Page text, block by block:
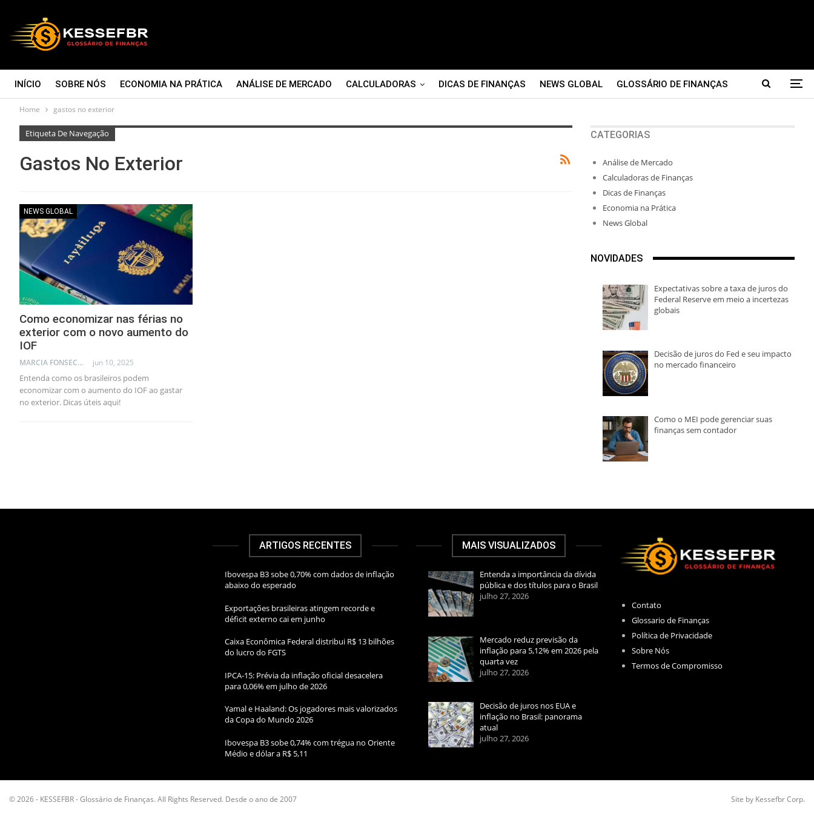
INÍCIO SOBRE NÓS ECONOMIA NA PRÁTICA ANÁLISE DE MERCADO CALCULADORAS DICAS DE FINANÇAS NEWS GLOBAL GLOSSÁRIO DE FINANÇAS
CONTATO
Home gastos no exterior
Etiqueta De Navegação
Gastos No Exterior
NEWS GLOBAL
Como economizar nas férias no
exterior com o novo aumento do
IOF
MARCIA FONSECA - FINANCIAL CONSULTANT jun 10, 2025
Entenda como os brasileiros podem
economizar com o aumento do IOF ao gastar
no exterior. Dicas úteis aqui!
CATEGORIAS
Análise de Mercado
Calculadoras de Finanças
Dicas de Finanças
Economia na Prática
News Global
NOVIDADES
Expectativas sobre a taxa de juros do
Federal Reserve em meio a incertezas
globais
Decisão de juros do Fed e seu impacto
no mercado financeiro
Como o MEI pode gerenciar suas
finanças sem contador
ARTIGOS RECENTES
Ibovespa B3 sobe 0,70% com dados de inflação
abaixo do esperado
Exportações brasileiras atingem recorde e
déficit externo cai em junho
Caixa Econômica Federal distribui R$ 13 bilhões
do lucro do FGTS
IPCA-15: Prévia da inflação oficial desacelera
para 0,06% em julho de 2026
Yamal e Haaland: Os jogadores mais valorizados
da Copa do Mundo 2026
Ibovespa B3 sobe 0,74% com trégua no Oriente
Médio e dólar a R$ 5,11
MAIS VISUALIZADOS
Entenda a importância da dívida
pública e dos títulos para o Brasil
julho 27, 2026
Mercado reduz previsão da
inflação para 5,12% em 2026 pela
quarta vez
julho 27, 2026
Decisão de juros nos EUA e
inflação no Brasil: panorama
atual
julho 27, 2026
Contato
Glossario de Finanças
Política de Privacidade
Sobre Nós
Termos de Compromisso
© 2026 - KESSEFBR - Glossário de Finanças. All Rights Reserved. Desde o ano de 2007 Site by Kessefbr Corp.